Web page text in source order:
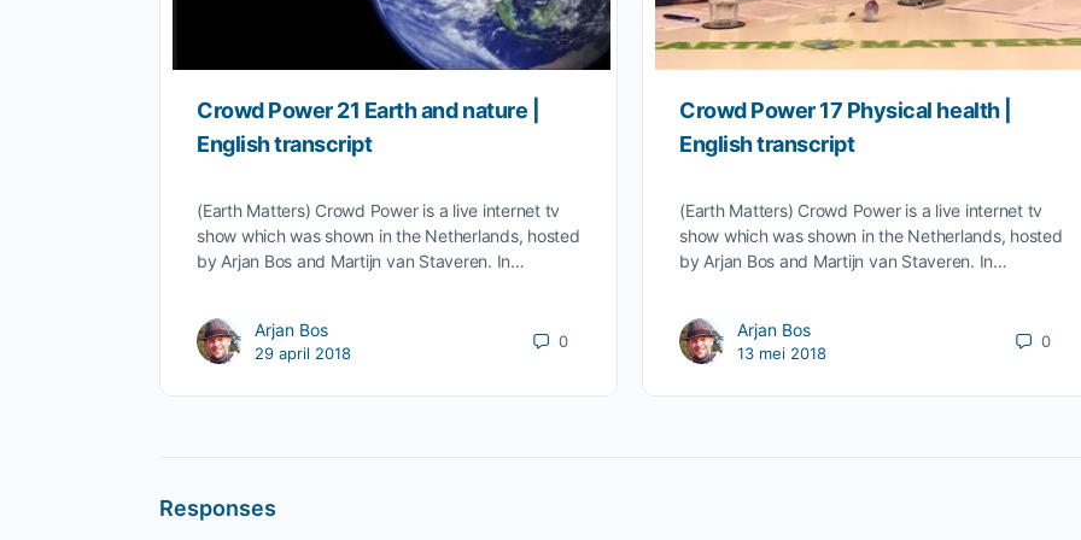
Crowd Power 21 Earth and nature |
English transcript
(Earth Matters) Crowd Power is a live internet tv
show which was shown in the Netherlands, hosted
by Arjan Bos and Martijn van Staveren. In…
Arjan Bos
29 april 2018
0
Crowd Power 17 Physical health |
English transcript
(Earth Matters) Crowd Power is a live internet tv
show which was shown in the Netherlands, hosted
by Arjan Bos and Martijn van Staveren. In…
Arjan Bos
13 mei 2018
0
Responses